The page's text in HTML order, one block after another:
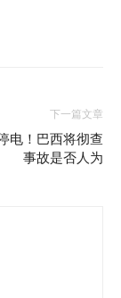
下一篇文章
电！巴西将彻查
事故是否人为